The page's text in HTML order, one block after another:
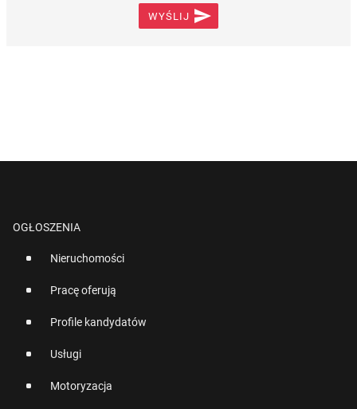
WYŚLIJ 
OGŁOSZENIA
Nieruchomości
Pracę oferują
Profile kandydatów
Usługi
Motoryzacja